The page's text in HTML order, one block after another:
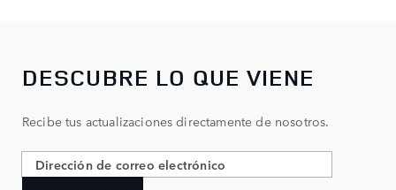
DESCUBRE LO QUE VIENE
Recibe tus actualizaciones directamente de nosotros.